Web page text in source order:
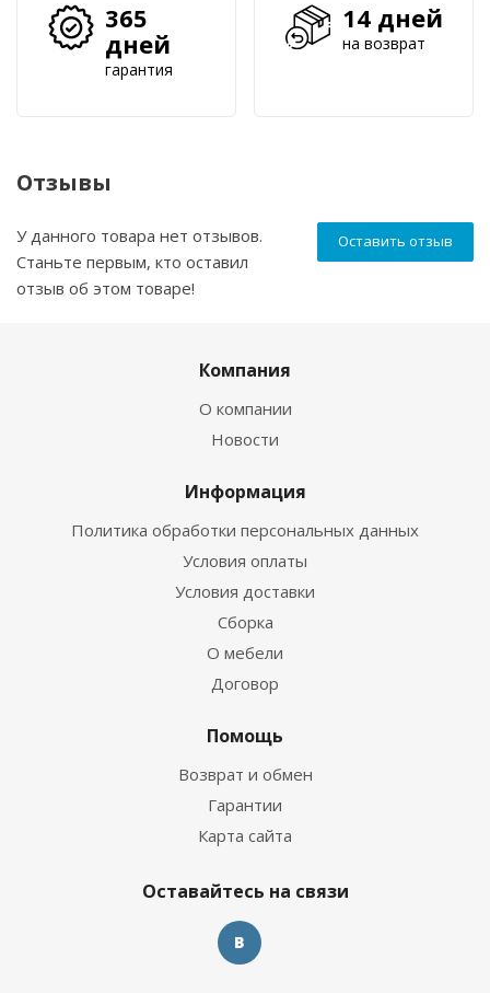
365
дней
гарантия
14 дней
на возврат
Отзывы
Оставить отзыв
У данного товара нет отзывов.
Станьте первым, кто оставил
отзыв об этом товаре!
Компания
О компании
Новости
Информация
Политика обработки персональных данных
Условия оплаты
Условия доставки
Сборка
О мебели
Договор
Помощь
Возврат и обмен
Гарантии
Карта сайта
Оставайтесь на связи